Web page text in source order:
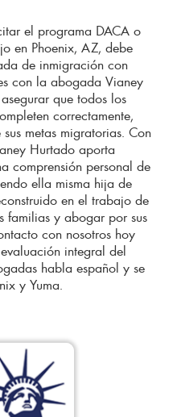
el programa DACA o
en Phoenix, AZ, debe
de inmigración con
con la abogada Vianey
que todos los
correctamente,
metas migratorias. Con
Hurtado aporta
comprensión personal de
ella misma hija de
en el trabajo de
familias y abogar por sus
con nosotros hoy
integral del
habla español y se
y Yuma.